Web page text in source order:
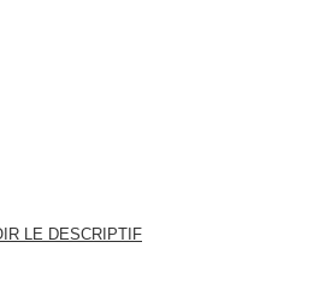
LE DESCRIPTIF